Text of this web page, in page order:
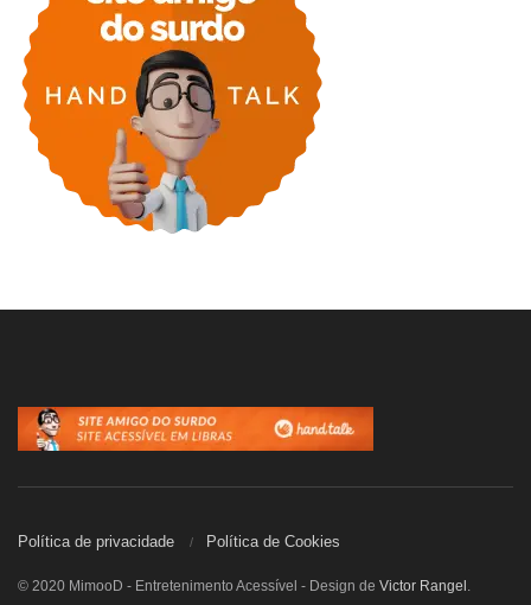
Política de privacidade Política de Cookies
© 2020 MimooD - Entretenimento Acessível - Design de Victor Rangel.